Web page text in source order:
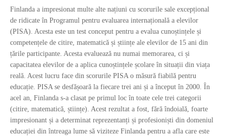
Finlanda a impresionat multe alte națiuni cu scorurile sale excepțional
de ridicate în Programul pentru evaluarea internațională a elevilor
(PISA). Acesta este un test conceput pentru a evalua cunoștințele și
competențele de citire, matematică și științe ale elevilor de 15 ani din
țările participante. Acesta evaluează nu numai memorarea, ci și
capacitatea elevilor de a aplica cunoștințele școlare în situații din viața
reală. Acest lucru face din scorurile PISA o măsură fiabilă pentru
educație. PISA se desfășoară la fiecare trei ani și a început în 2000. În
acel an, Finlanda s-a clasat pe primul loc în toate cele trei categorii
(citire, matematică, științe). Acest rezultat a fost, fără îndoială, foarte
impresionant și a determinat reprezentanți și profesioniști din domeniul
educației din întreaga lume să viziteze Finlanda pentru a afla care este